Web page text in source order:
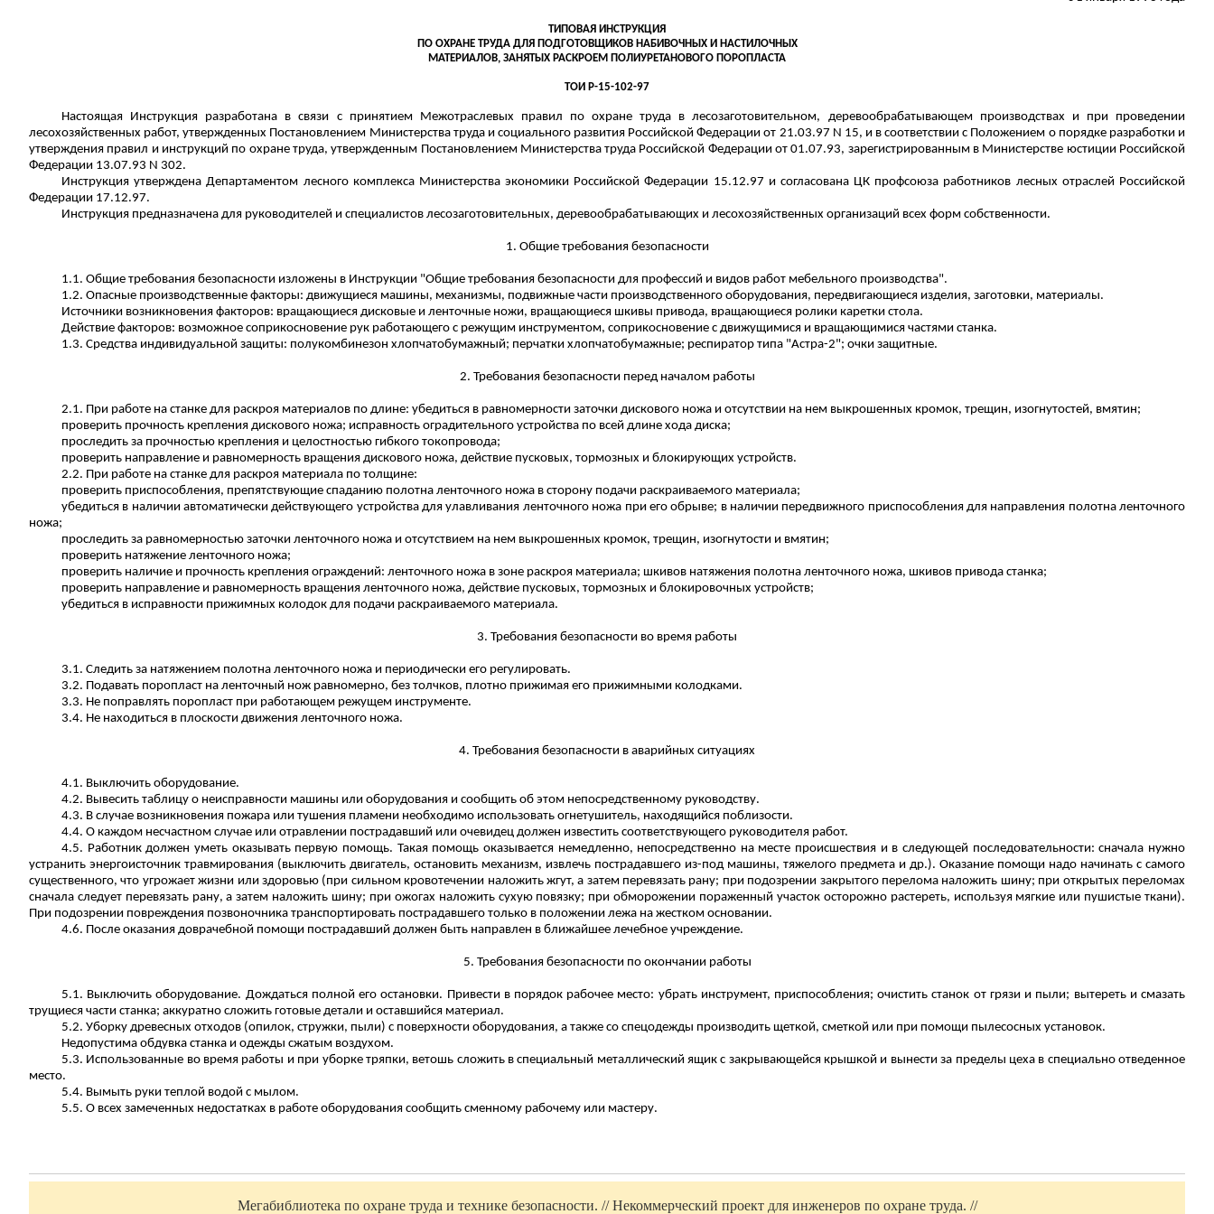
ТИПОВАЯ ИНСТРУКЦИЯ
ПО ОХРАНЕ ТРУДА ДЛЯ ПОДГОТОВЩИКОВ НАБИВОЧНЫХИ НАСТИЛОЧНЫХ
МАТЕРИАЛОВ, ЗАНЯТЫХ РАСКРОЕМ ПОЛИУРЕТАНОВОГО ПОРОПЛАСТА
ТОИ Р-15-102-97
Настоящая Инструкция разработана в связи с принятием Межотраслевых правил по охране труда в лесозаготовительном, деревообрабатывающем производствах и при проведении
лесохозяйственных работ, утвержденных Постановлением Министерства труда и социального развития Российской Федерации от 21.03.97 N 15, и в соответствии с Положением о порядке разработки и
утверждения правил и инструкций по охране труда, утвержденным Постановлением Министерства труда Российской Федерации от 01.07.93, зарегистрированным в Министерстве юстиции Российской
Федерации 13.07.93 N 302.
Инструкция утверждена Департаментом лесного комплекса Министерства экономики Российской Федерации 15.12.97 и согласована ЦК профсоюза работников лесных отраслей Российской
Федерации 17.12.97.
Инструкция предназначена для руководителей и специалистов лесозаготовительных, деревообрабатывающих и лесохозяйственных организаций всех форм собственности.
1. Общие требования безопасности
1.1. Общие требования безопасности изложены в Инструкции "Общие требования безопасности для профессий и видов работ мебельного производства".
1.2. Опасные производственные факторы: движущиеся машины, механизмы, подвижные части производственного оборудования, передвигающиеся изделия, заготовки, материалы.
Источники возникновения факторов: вращающиеся дисковые и ленточные ножи, вращающиеся шкивы привода, вращающиеся ролики каретки стола.
Действие факторов: возможное соприкосновение рук работающего с режущим инструментом, соприкосновение с движущимися и вращающимися частями станка.
1.3. Средства индивидуальной защиты: полукомбинезон хлопчатобумажный; перчатки хлопчатобумажные; респиратор типа "Астра-2"; очки защитные.
2. Требования безопасности перед началом работы
2.1. При работе на станке для раскроя материалов по длине: убедиться в равномерности заточки дискового ножа и отсутствии на нем выкрошенных кромок, трещин, изогнутостей, вмятин;
проверить прочность крепления дискового ножа; исправность оградительного устройства по всей длине хода диска;
проследить за прочностью крепления и целостностью гибкого токопровода;
проверить направление и равномерность вращения дискового ножа, действие пусковых, тормозных и блокирующих устройств.
2.2. При работе на станке для раскроя материала по толщине:
проверить приспособления, препятствующие спаданию полотна ленточного ножа в сторону подачи раскраиваемого материала;
убедиться в наличии автоматически действующего устройства для улавливания ленточного ножа при его обрыве; в наличии передвижного приспособления для направления полотна ленточного
ножа;
проследить за равномерностью заточки ленточного ножа и отсутствием на нем выкрошенных кромок, трещин, изогнутости и вмятин;
проверить натяжение ленточного ножа;
проверить наличие и прочность крепления ограждений: ленточного ножа в зоне раскроя материала; шкивов натяжения полотна ленточного ножа, шкивов привода станка;
проверить направление и равномерность вращения ленточного ножа, действие пусковых, тормозных и блокировочных устройств;
убедиться в исправности прижимных колодок для подачи раскраиваемого материала.
3. Требования безопасности во время работы
3.1. Следить за натяжением полотна ленточного ножа и периодически его регулировать.
3.2. Подавать поропласт на ленточный нож равномерно, без толчков, плотно прижимая его прижимными колодками.
3.3. Не поправлять поропласт при работающем режущем инструменте.
3.4. Не находиться в плоскости движения ленточного ножа.
4. Требования безопасности в аварийных ситуациях
4.1. Выключить оборудование.
4.2. Вывесить таблицу о неисправности машины или оборудования и сообщить об этом непосредственному руководству.
4.3. В случае возникновения пожара или тушения пламени необходимо использовать огнетушитель, находящийся поблизости.
4.4. О каждом несчастном случае или отравлении пострадавший или очевидец должен известить соответствующего руководителя работ.
4.5. Работник должен уметь оказывать первую помощь. Такая помощь оказывается немедленно, непосредственно на месте происшествия и в следующей последовательности: сначала нужно
устранить энергоисточник травмирования (выключить двигатель, остановить механизм, извлечь пострадавшего из-под машины, тяжелого предмета и др.). Оказание помощи надо начинать с самого
существенного, что угрожает жизни или здоровью (при сильном кровотечении наложить жгут, а затем перевязать рану; при подозрении закрытого перелома наложить шину; при открытых переломах
сначала следует перевязать рану, а затем наложить шину; при ожогах наложить сухую повязку; при обморожении пораженный участок осторожно растереть, используя мягкие или пушистые ткани).
При подозрении повреждения позвоночника транспортировать пострадавшего только в положении лежа на жестком основании.
4.6. После оказания доврачебной помощи пострадавший должен быть направлен в ближайшее лечебное учреждение.
5. Требования безопасности по окончании работы
5.1. Выключить оборудование. Дождаться полной его остановки. Привести в порядок рабочее место: убрать инструмент, приспособления; очистить станок от грязи и пыли; вытереть и смазать
трущиеся части станка; аккуратно сложить готовые детали и оставшийся материал.
5.2. Уборку древесных отходов (опилок, стружки, пыли) с поверхности оборудования, а также со спецодежды производить щеткой, сметкой или при помощи пылесосных установок.
Недопустима обдувка станка и одежды сжатым воздухом.
5.3. Использованные во время работы и при уборке тряпки, ветошь сложить в специальный металлический ящик с закрывающейся крышкой и вынести за пределы цеха в специально отведенное
место.
5.4. Вымыть руки теплой водой с мылом.
5.5. О всех замеченных недостатках в работе оборудования сообщить сменному рабочему или мастеру.
Мегабиблиотека по охране труда и технике безопасности. // Некоммерческий проект для инженеров по охране труда. //